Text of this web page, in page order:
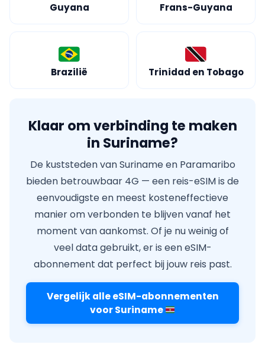
Guyana Frans-Guyana
Brazilië Trinidad en Tobago
Klaar om verbinding te maken
in Suriname?
De kuststeden van Suriname en Paramaribo
bieden betrouwbaar 4G — een reis-eSIM is de
eenvoudigste en meest kosteneffectieve
manier om verbonden te blijven vanaf het
moment van aankomst. Of je nu weinig of
veel data gebruikt, er is een eSIM-
abonnement dat perfect bij jouw reis past.
Vergelijk alle eSIM-abonnementen
voor Suriname